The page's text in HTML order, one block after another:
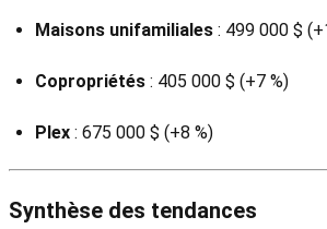
Maisons unifamiliales : 499 000 $
Copropriétés : 405 000 $ (+7 %)
Plex : 675 000 $ (+8 %)
Synthèse des tendances